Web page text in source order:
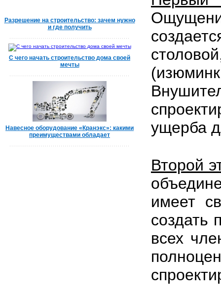
Разрешение на строительство: зачем нужно
и где получить
С чего начать строительство дома своей
мечты
Навесное оборудование «Кранэкс»: какими
преимуществами обладает
ущерба
Второй
имеет
создать
всех